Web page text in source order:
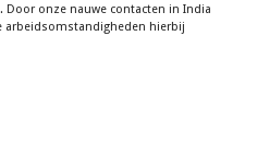
Door onze nauwe contacten in India
arbeidsomstandigheden hierbij